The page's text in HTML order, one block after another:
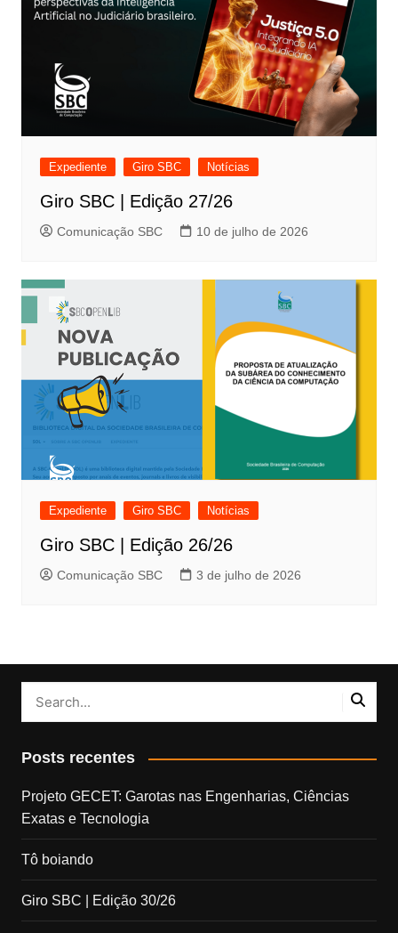
Expediente Giro SBC Notícias
Giro SBC | Edição 27/26
Comunicação SBC 10 de julho de 2026
Expediente Giro SBC Notícias
Giro SBC | Edição 26/26
Comunicação SBC 3 de julho de 2026
Posts recentes
Projeto GECET: Garotas nas Engenharias, Ciências
Exatas e Tecnologia
Tô boiando
Giro SBC | Edição 30/26